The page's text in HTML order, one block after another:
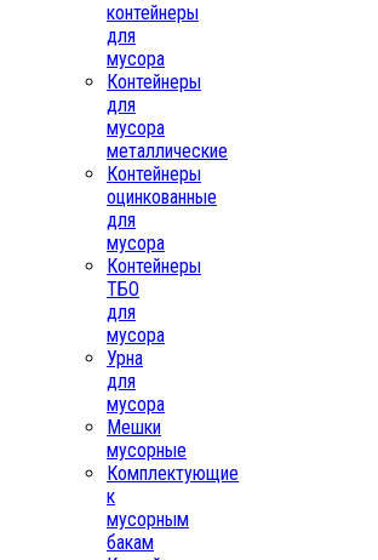
контейнеры
для
мусора
Контейнеры
для
мусора
металлические
Контейнеры
оцинкованные
для
мусора
Контейнеры
ТБО
для
мусора
Урна
для
мусора
Мешки
мусорные
Комплектующие
к
мусорным
бакам